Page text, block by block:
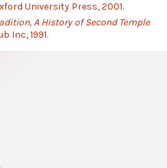
University Press, 2001.
A History of Second Temple
Inc, 1991.